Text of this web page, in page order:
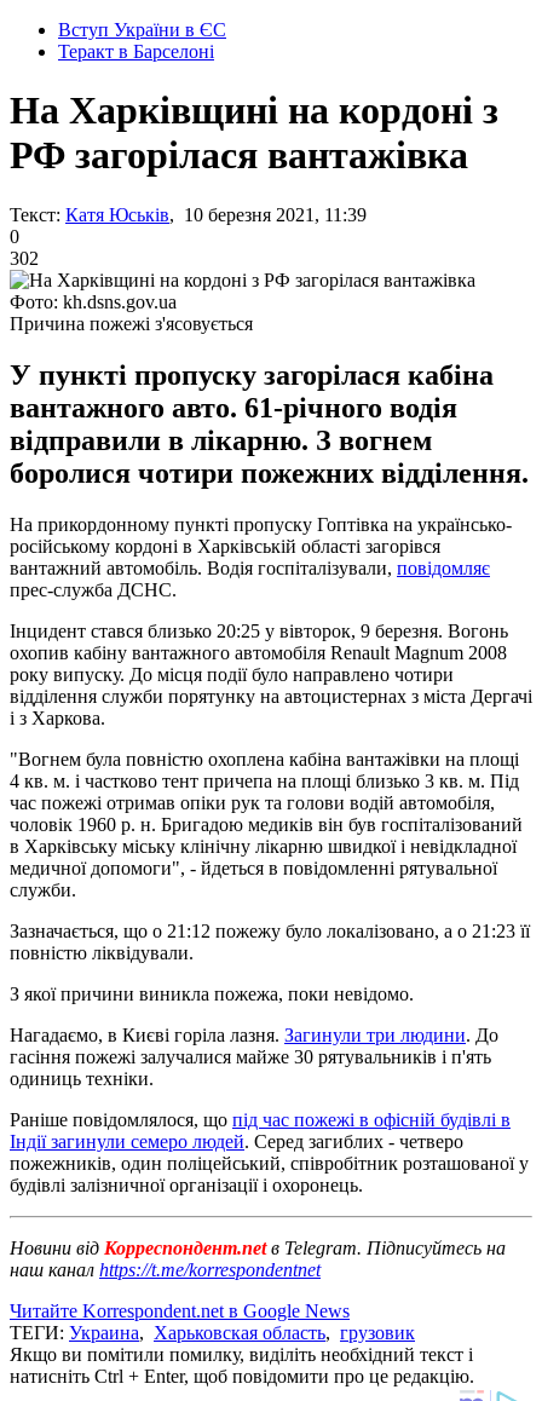
Вступ України в ЄС
Теракт в Барселоні
На Харківщині на кордоні з
РФ загорілася вантажівка
Текст: Катя Юськів, 10 березня 2021, 11:39
0
302
Фото: kh.dsns.gov.ua
Причина пожежі з'ясовується
У пункті пропуску загорілася кабіна
вантажного авто. 61-річного водія
відправили в лікарню. З вогнем
боролися чотири пожежних відділення.
На прикордонному пункті пропуску Гоптівка на українсько-
російському кордоні в Харківській області загорівся
вантажний автомобіль. Водія госпіталізували, повідомляє
прес-служба ДСНС.
Інцидент стався близько 20:25 у вівторок, 9 березня. Вогонь
охопив кабіну вантажного автомобіля Renault Magnum 2008
року випуску. До місця події було направлено чотири
відділення служби порятунку на автоцистернах з міста Дергачі
і з Харкова.
"Вогнем була повністю охоплена кабіна вантажівки на площі
4 кв. м. і частково тент причепа на площі близько 3 кв. м. Під
час пожежі отримав опіки рук та голови водій автомобіля,
чоловік 1960 р. н. Бригадою медиків він був госпіталізований
в Харківську міську клінічну лікарню швидкої і невідкладної
медичної допомоги", - йдеться в повідомленні рятувальної
служби.
Зазначається, що о 21:12 пожежу було локалізовано, а о 21:23 її
повністю ліквідували.
З якої причини виникла пожежа, поки невідомо.
Нагадаємо, в Києві горіла лазня. Загинули три людини. До
гасіння пожежі залучалися майже 30 рятувальників і п'ять
одиниць техніки.
Раніше повідомлялося, що під час пожежі в офісній будівлі в
Індії загинули семеро людей. Серед загиблих - четверо
пожежників, один поліцейський, співробітник розташованої у
будівлі залізничної організації і охоронець.
Новини від Корреспондент.netв Telegram. Підписуйтесь на
наш канал https://t.me/korrespondentnet
Читайте Korrespondent.net в Google News
ТЕГИ: Украина, Харьковская область, грузовик
Якщо ви помітили помилку, виділіть необхідний текст і
натисніть Ctrl + Enter, щоб повідомити про це редакцію.